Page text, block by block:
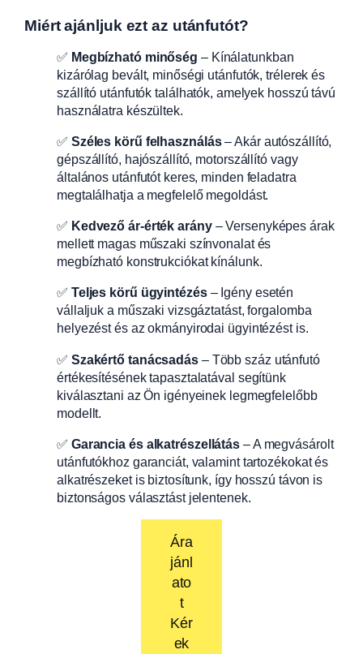
Miért ajánljuk ezt az utánfutót?
✅ Megbízható minőség – Kínálatunkban
kizárólag bevált, minőségi utánfutók, trélerek és
szállító utánfutók találhatók, amelyek hosszú távú
használatra készültek.
✅ Széles körű felhasználás– Akár autószállító,
gépszállító, hajószállító, motorszállító vagy
általános utánfutót keres, minden feladatra
megtalálhatja a megfelelő megoldást.
✅ Kedvező ár-érték arány– Versenyképes árak
mellett magas műszaki színvonalat és
megbízható konstrukciókat kínálunk.
✅ Teljes körű ügyintézés– Igény esetén
vállaljuk a műszaki vizsgáztatást, forgalomba
helyezést és az okmányirodai ügyintézést is.
✅ Szakértő tanácsadás– Több száz utánfutó
értékesítésének tapasztalatával segítünk
kiválasztani az Ön igényeinek legmegfelelőbb
modellt.
✅ Garancia és alkatrészellátás – A megvásárolt
utánfutókhoz garanciát, valamint tartozékokat és
alkatrészeket is biztosítunk, így hosszú távon is
biztonságos választást jelentenek.
Ára
jánl
ato
t
Kér
ek